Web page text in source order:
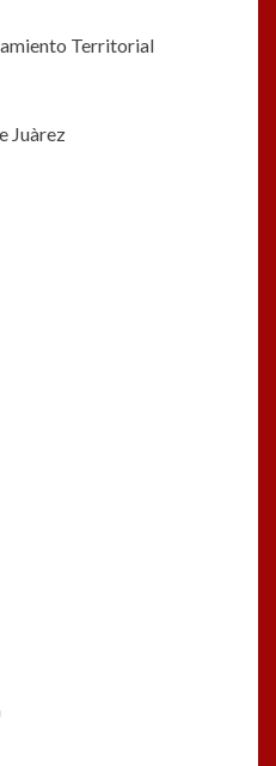
Territorial
Juàrez